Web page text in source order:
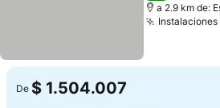
a 2.9 km de:
De $ 1.504.007